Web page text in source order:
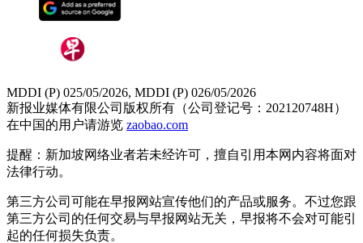
MDDI (P) 025/05/2026, MDDI (P) 026/05/2026
新报业媒体有限公司版权所有（公司登记号：202120748H）
在中国的用户请游览 zaobao.com
提醒：新加坡网络业者若未经许可，擅自引用本网内容将面对
法律行动。
第三方公司可能在早报网站宣传他们的产品或服务。不过您跟
第三方公司的任何交易与早报网站无关，早报将不会对可能引
起的任何损失负责。